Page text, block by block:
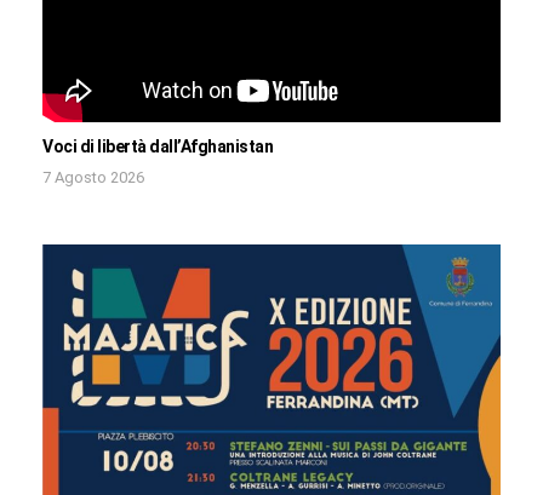
Voci di libertà dall’Afghanistan
7 Agosto 2026